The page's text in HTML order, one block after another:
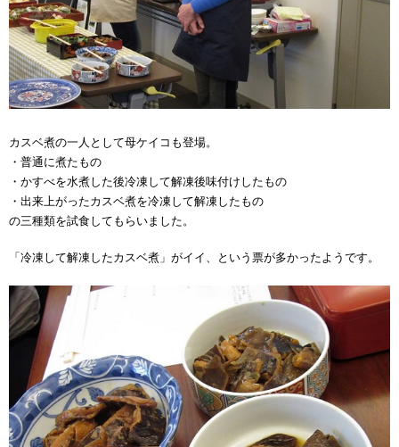
カスベ煮の一人として母ケイコも登場。
・普通に煮たもの
・かすべを水煮した後冷凍して解凍後味付けしたもの
・出来上がったカスベ煮を冷凍して解凍したもの
の三種類を試食してもらいました。
「冷凍して解凍したカスベ煮」がイイ、という票が多かったようです。